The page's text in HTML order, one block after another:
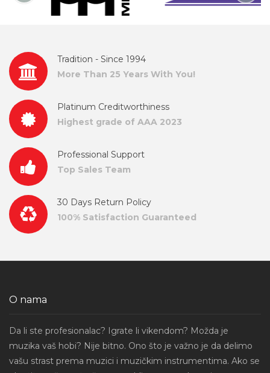
Tradition - Since 1994
More Than 25 Years With You!
Platinum Creditworthiness
Highest grade of AAA 2023
Professional Support
Top Sales Team
30 Days Return Policy
100% Satisfaction Guaranteed
O nama
Da li ste profesionalac? Igrate li vikendom? Možda je
muzika vaš hobi? Nije bitno. Ono što je važno je da delimo
vašu strast prema muzici i muzičkim instrumentima. Ako se